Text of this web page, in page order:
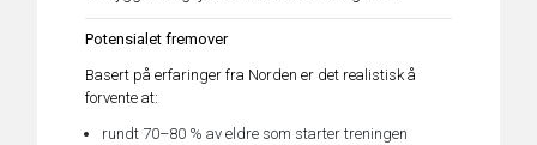
Potensialet fremover
Basert på erfaringer fra Norden er det realistisk å
forvente at:
rundt 70–80 % av eldre som starter treningen